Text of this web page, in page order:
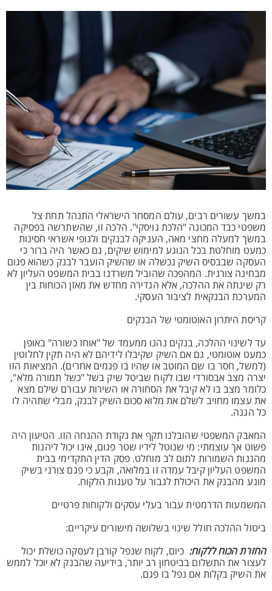
במשך עשורים רבים, עולם המסחר הישראלי התנהל תחת צל
משפטי כבד המכונה "הלכת גויסקי". הלכה זו, שהשתרשה בפסיקה
במשך למעלה מחצי מאה, העניקה לבנקים ולגופי אשראי חסינות
כמעט מוחלטת בכל הנוגע למימוש שיקים, גם כאשר היה ברור כי
העסקה שבבסיס השיק נכשלה או שהשיק הועבר לבנק כשהוא פגום
מבחינה צורנית. המהפכה שהוביל משרדנו בבית המשפט העליון לא
רק שינתה את ההלכה, אלא הגדירה מחדש את מאזן הכוחות בין
המערכת הבנקאית לציבור העסקי.
קריסת היתרון האוטומטי של הבנקים
עד לשינוי ההלכה, בנקים נהנו ממעמד של "אוחז כשורה" באופן
כמעט אוטומטי, גם אם השיק שקיבלו לידיהם לא היה תקין לחלוטין
(למשל, חסר בו שם המוטב או שהיו בו פגמים אחרים). המציאות הזו
יצרה מצב אבסורדי שבו לקוח שביטל שיק בשל "כשל תמורה מלא",
כלומר מצב בו לא קיבל את הסחורה או השירות עבורם שילם מצא
את עצמו מחויב לשלם את מלוא סכום השיק לבנק, מבלי שתהיה לו
כל הגנה.
המאבק המשפטי שהובלנו תקף את נקודת ההנחה הזו. הטיעון היה
פשוט אך עוצמתי: מי שנוטל לידיו שטר פגום, אינו יכול ליהנות
מהגנות השמורות לתום לב מוחלט. פסק הדין התקדימי בבית
המשפט העליון קיבל עמדה זו במלואה, וקבע כי פגם צורני בשיק
מונע מהבנק את היכולת לגבור על טענות הלקוח.
המשמעות הדרמטית עבור בעלי עסקים ולקוחות פרטיים
ביטול ההלכה חולל שינוי בשלושה מישורים עיקריים:
החזרת הכוח ללקוח: כיום, לקוח שנפל קורבן לעסקה כושלת יכול
לעצור את התשלום בביטחון רב יותר, בידיעה שהבנק לא יוכל לממש
את השיק בקלות אם נפל בו פגם.